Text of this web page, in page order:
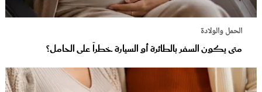
الحمل والولادة
متى يكون السفر بالطائرة أو السيارة خطراً على الحامل؟